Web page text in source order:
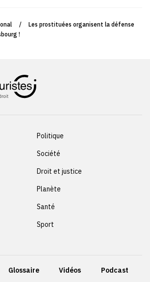
/
Les prostituées organisent la défense
!
Politique
Société
Droit et justice
Planète
Santé
Sport
Glossaire Vidéos Podcast